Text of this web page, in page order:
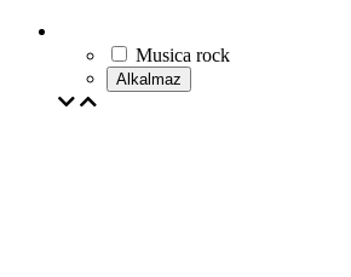
Musica rock
Alkalmaz